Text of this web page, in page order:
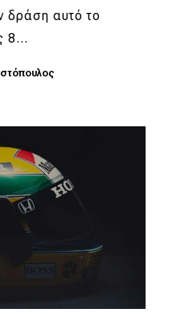
δράση αυτό το
8…